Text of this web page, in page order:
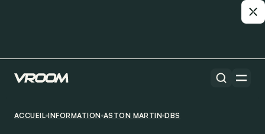
ACCUEIL INFORMATION ASTON MARTIN DBS